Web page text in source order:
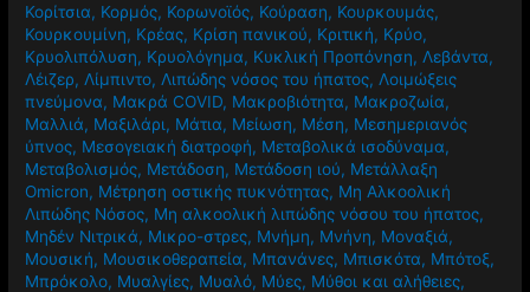
Κορίτσια, Κορμός, Κορωνοϊός, Κούραση, Κουρκουμάς,
Κουρκουμίνη, Κρέας, Κρίση πανικού, Κριτική, Κρύο,
Κρυολιπόλυση, Κρυολόγημα, Κυκλική Προπόνηση, Λεβάντα,
Λέιζερ, Λίμπιντο, Λιπώδης νόσος του ήπατος, Λοιμώξεις
πνεύμονα, Μακρά COVID, Μακροβιότητα, Μακροζωία,
Μαλλιά, Μαξιλάρι, Μάτια, Μείωση, Μέση, Μεσημεριανός
ύπνος, Μεσογειακή διατροφή, Μεταβολικά ισοδύναμα,
Μεταβολισμός, Μετάδοση, Μετάδοση ιού, Μετάλλαξη
Omicron, Μέτρηση οστικής πυκνότητας, Μη Αλκοολική
Λιπώδης Νόσος, Μη αλκοολική λιπώδης νόσου του ήπατος,
Μηδέν Νιτρικά, Μικρο-στρες, Μνήμη, Μνήνη, Μοναξιά,
Μουσική, Μουσικοθεραπεία, Μπανάνες, Μπισκότα, Μπότοξ,
Μπρόκολο, Μυαλγίες, Μυαλό, Μύες, Μύθοι και αλήθειες,